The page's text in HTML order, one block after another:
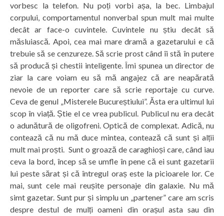
vorbesc la telefon. Nu poți vorbi așa, la bec. Limbajul
corpului, comportamentul nonverbal spun mult mai multe
decât ar face-o cuvintele. Cuvintele nu știu decât să
măsluiască. Apoi, cea mai mare dramă a gazetarului e că
trebuie să se cenzureze. Să scrie prost când îi stă în putere
să producă și chestii inteligente. Îmi spunea un director de
ziar la care voiam eu să mă angajez că are neapărată
nevoie de un reporter care să scrie reportaje cu curve.
Ceva de genul „Misterele Bucureștiului”. Ăsta era ultimul lui
scop în viață. Știe el ce vrea publicul. Publicul nu era decât
o adunătură de oligofreni. Optică de complexat. Adică, nu
contează că nu mă duce mintea, contează că sunt și alții
mult mai proști. Sunt o groază de caraghioși care, când iau
ceva la bord, încep să se umfle în pene că ei sunt gazetarii
lui peste sărat și că întregul oraș este la picioarele lor. Ce
mai, sunt cele mai reușite personaje din galaxie. Nu mă
simt gazetar. Sunt pur și simplu un „partener” care am scris
despre destul de mulți oameni din orașul asta sau din